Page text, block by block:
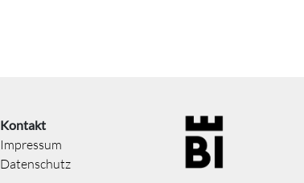
Kontakt
Impressum
Datenschutz